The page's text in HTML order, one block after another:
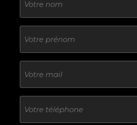
Sans
titre
E-
mail
Téléphone